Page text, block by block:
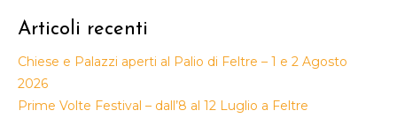
Articoli recenti
Chiese e Palazzi aperti al Palio di Feltre – 1 e 2 Agosto
2026
Prime Volte Festival – dall’8 al 12 Luglio a Feltre